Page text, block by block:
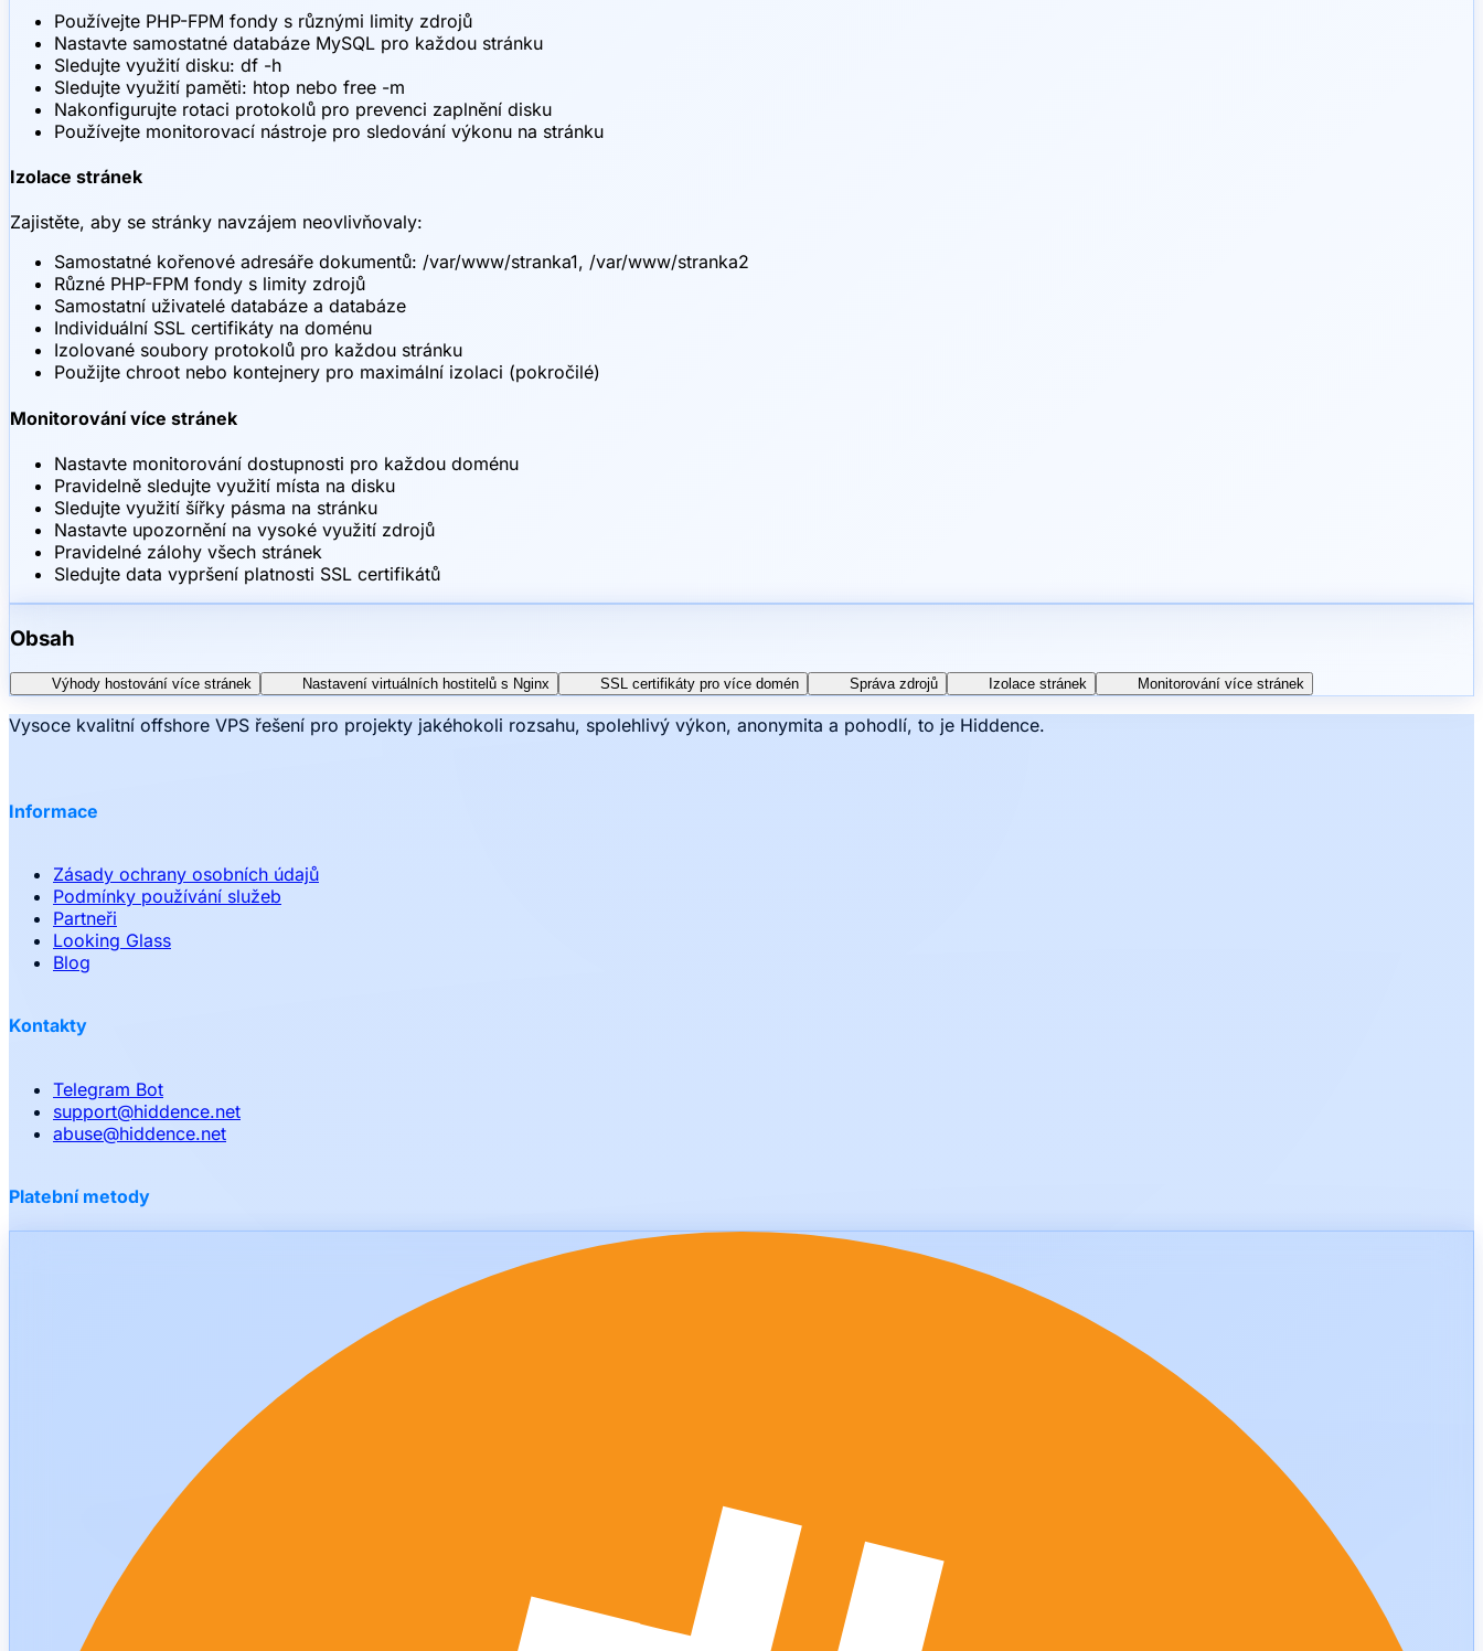
Používejte PHP-FPM fondy s různými limity zdrojů
Nastavte samostatné databáze MySQL pro každou stránku
Sledujte využití disku: df -h
Sledujte využití paměti: htop nebo free -m
Nakonfigurujte rotaci protokolů pro prevenci zaplnění disku
Používejte monitorovací nástroje pro sledování výkonu na stránku
Izolace stránek
Zajistěte, aby se stránky navzájem neovlivňovaly:
Samostatné kořenové adresáře dokumentů: /var/www/stranka1, /var/www/stranka2
Různé PHP-FPM fondy s limity zdrojů
Samostatní uživatelé databáze a databáze
Individuální SSL certifikáty na doménu
Izolované soubory protokolů pro každou stránku
Použijte chroot nebo kontejnery pro maximální izolaci (pokročilé)
Monitorování více stránek
Nastavte monitorování dostupnosti pro každou doménu
Pravidelně sledujte využití místa na disku
Sledujte využití šířky pásma na stránku
Nastavte upozornění na vysoké využití zdrojů
Pravidelné zálohy všech stránek
Sledujte data vypršení platnosti SSL certifikátů
Obsah
Výhody hostování více stránek Nastavení virtuálních hostitelů s Nginx SSL certifikáty pro více domén Správa zdrojů Izolace stránek Monitorování více stránek
Vysoce kvalitní offshore VPS řešení pro projekty jakéhokoli rozsahu, spolehlivý výkon, anonymita a pohodlí, to je Hiddence.
Informace
Zásady ochrany osobních údajů
Podmínky používání služeb
Partneři
Looking Glass
Blog
Kontakty
Telegram Bot
support@hiddence.net
abuse@hiddence.net
Platební metody